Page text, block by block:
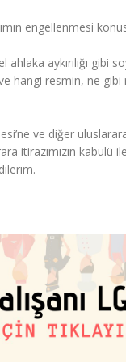
engellenmesi
aykırılığı gibi
hangi resmin, ne
ve diğer
itirazımızın kabulü